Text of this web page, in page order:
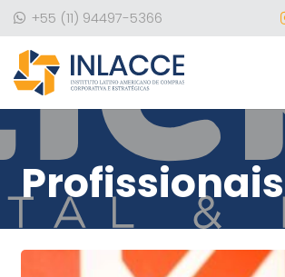
+55 (11) 94497-5366
Profissionais